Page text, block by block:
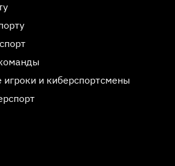
и киберспортсмены